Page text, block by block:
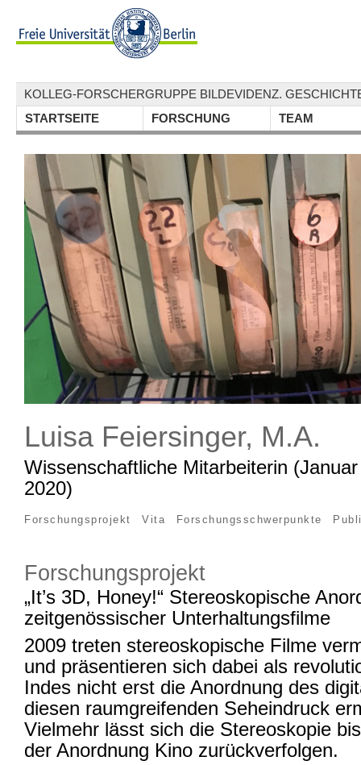
KOLLEG-FORSCHERGRUPPE BILDEVIDENZ.
STARTSEITE
FORSCHUNG TEAM
Luisa Feiersinger, M.A.
Wissenschaftliche Mitarbeiterin
2020)
Forschungsprojekt Vita Forschungsschwerpunkte
Forschungsprojekt
„It’s 3D, Honey!“ Stereoskopische
zeitgenössischer Unterhaltungsfilme
2009 treten stereoskopische Filme
und präsentieren sich dabei als
Indes nicht erst die Anordnung des
diesen raumgreifenden Seheindruck
Vielmehr lässt sich die Stereoskopie
der Anordnung Kino zurückverfolgen.